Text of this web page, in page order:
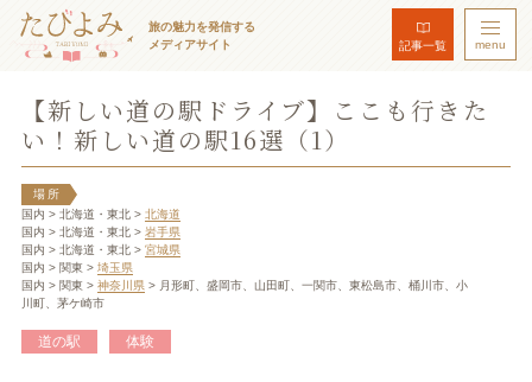
旅の魅力を発信する
メディアサイト
記事一覧 menu
【新しい道の駅ドライブ】ここも行きた
い！新しい道の駅16選（1）
場所
国内 > 北海道・東北 > 北海道
国内 > 北海道・東北 > 岩手県
国内 > 北海道・東北 > 宮城県
国内 > 関東 > 埼玉県
国内 > 関東 > 神奈川県 > 月形町、盛岡市、山田町、一関市、東松島市、桶川市、小
川町、茅ケ崎市
道の駅 体験